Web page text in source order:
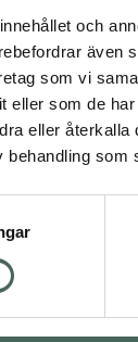
och
även
som vi
eller som de
eller
som
Visa